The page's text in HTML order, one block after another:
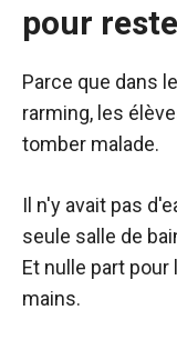
pour
Parce que dans
rarming, les
tomber malade.
Il n'y avait pas
seule salle de
Et nulle part
mains.